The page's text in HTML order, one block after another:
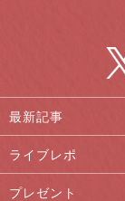
最新記事
ライブレポ
プレゼント